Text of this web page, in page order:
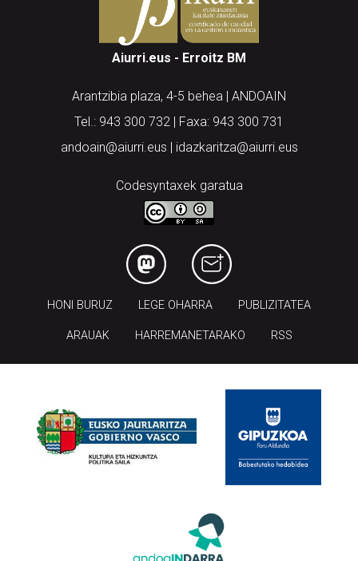
Aiurri.eus - Erroitz BM
Arantzibia plaza, 4-5 behea | ANDOAIN
Tel.: 943 300 732 | Faxa: 943 300 731
andoain@aiurri.eus | idazkaritza@aiurri.eus
Codesyntaxek garatua
HONI BURUZ LEGE OHARRA PUBLIZITATEA
ARAUAK HARREMANETARAKO RSS